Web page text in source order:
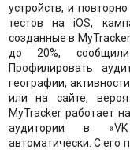
устройств, и
тестов на iOS,
созданные в
до 20%,
Профилировать
географии,
или на сайте,
MyTracker работает
аудитории в «VK
автоматически. С